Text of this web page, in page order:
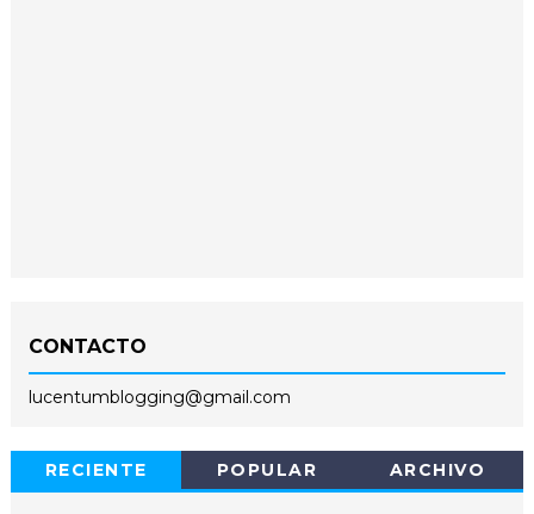
CONTACTO
lucentumblogging@gmail.com
RECIENTE POPULAR ARCHIVO